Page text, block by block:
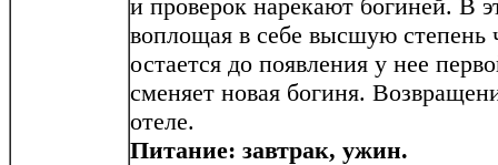
и проверок нарекают богиней. В
воплощая в себе высшую
остается до появления у нее
сменяет новая богиня.
отеле.
Питание: завтрак, ужин.